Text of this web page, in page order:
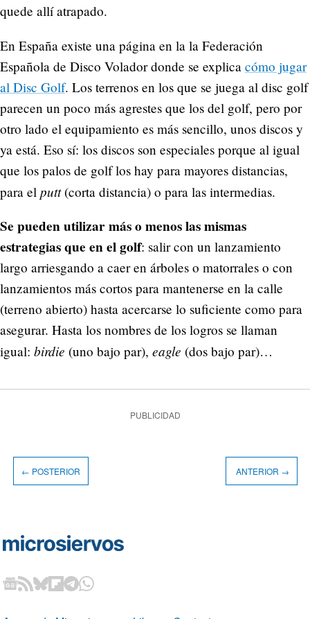
quede allí atrapado.
En España existe una página en la la Federación
Española de Disco Volador donde se explica cómo jugar
al Disc Golf. Los terrenos en los que se juega al disc golf
parecen un poco más agrestes que los del golf, pero por
otro lado el equipamiento es más sencillo, unos discos y
ya está. Eso sí: los discos son especiales porque al igual
que los palos de golf los hay para mayores distancias,
para el putt(corta distancia) o para las intermedias.
Se pueden utilizar más o menos las mismas
estrategias que en el golf: salir con un lanzamiento
largo arriesgando a caer en árboles o matorrales o con
lanzamientos más cortos para mantenerse en la calle
(terreno abierto) hasta acercarse lo suficiente como para
asegurar. Hasta los nombres de los logros se llaman
igual: birdie (uno bajo par), eagle (dos bajo par)…
PUBLICIDAD
← POSTERIOR ANTERIOR →